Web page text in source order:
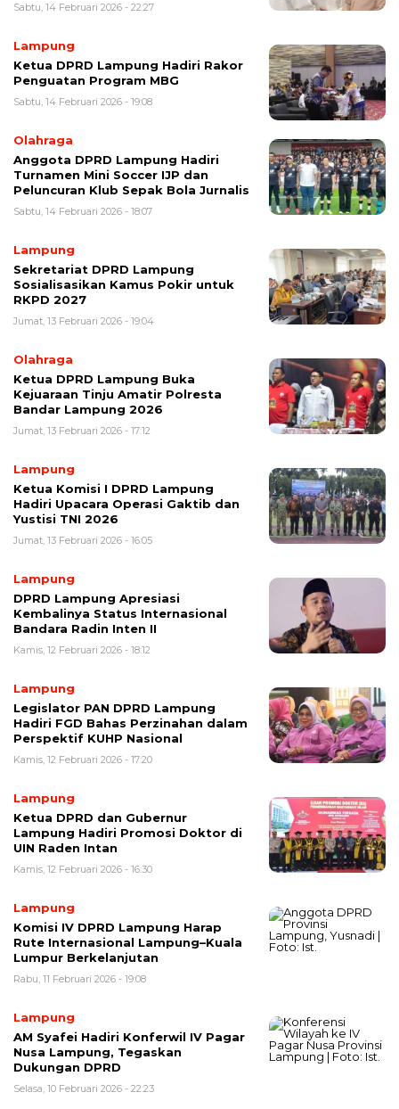
Sabtu, 14 Februari 2026 - 22:27
Lampung
Ketua DPRD Lampung Hadiri Rakor
Penguatan Program MBG
Sabtu, 14 Februari 2026 - 19:08
Olahraga
Anggota DPRD Lampung Hadiri
Turnamen Mini Soccer IJP dan
Peluncuran Klub Sepak Bola Jurnalis
Sabtu, 14 Februari 2026 - 18:07
Lampung
Sekretariat DPRD Lampung
Sosialisasikan Kamus Pokir untuk
RKPD 2027
Jumat, 13 Februari 2026 - 19:04
Olahraga
Ketua DPRD Lampung Buka
Kejuaraan Tinju Amatir Polresta
Bandar Lampung 2026
Jumat, 13 Februari 2026 - 17:12
Lampung
Ketua Komisi I DPRD Lampung
Hadiri Upacara Operasi Gaktib dan
Yustisi TNI 2026
Jumat, 13 Februari 2026 - 16:05
Lampung
DPRD Lampung Apresiasi
Kembalinya Status Internasional
Bandara Radin Inten II
Kamis, 12 Februari 2026 - 18:12
Lampung
Legislator PAN DPRD Lampung
Hadiri FGD Bahas Perzinahan dalam
Perspektif KUHP Nasional
Kamis, 12 Februari 2026 - 17:20
Lampung
Ketua DPRD dan Gubernur
Lampung Hadiri Promosi Doktor di
UIN Raden Intan
Kamis, 12 Februari 2026 - 16:30
Lampung
Komisi IV DPRD Lampung Harap
Rute Internasional Lampung–Kuala
Lumpur Berkelanjutan
Rabu, 11 Februari 2026 - 19:08
Lampung
AM Syafei Hadiri Konferwil IV Pagar
Nusa Lampung, Tegaskan
Dukungan DPRD
Selasa, 10 Februari 2026 - 22:23